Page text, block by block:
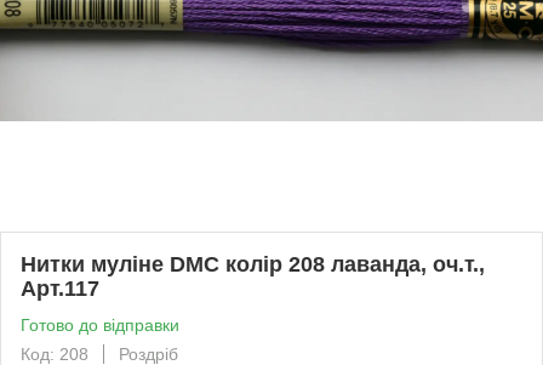
Нитки муліне DMC колір 208 лаванда, оч.т.,
Арт.117
Готово до відправки
Код: 208
Роздріб